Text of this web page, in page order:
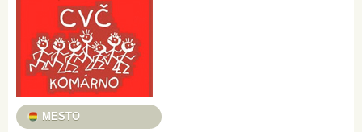
MESTO